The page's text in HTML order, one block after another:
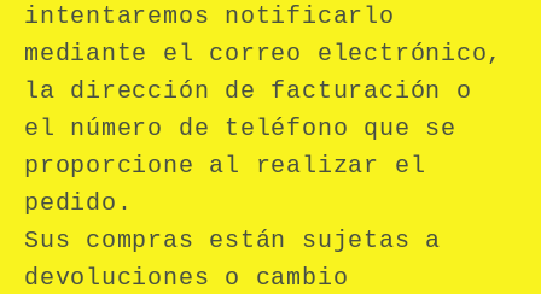
intentaremos notificarlo
mediante el correo electrónico,
la dirección de facturación o
el número de teléfono que se
proporcione al realizar el
pedido.
Sus compras están sujetas a
devoluciones o cambio